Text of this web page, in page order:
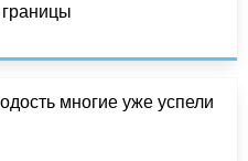
многие уже успели